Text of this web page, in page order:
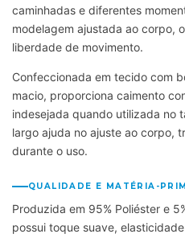
caminhadas e diferentes
modelagem ajustada ao corpo,
liberdade de movimento.
Confeccionada em tecido com
macio, proporciona caimento
indesejada quando utilizada no
largo ajuda no ajuste ao corpo,
durante o uso.
QUALIDADE E MATÉRIA-
Produzida em 95% Poliéster e
possui toque suave,